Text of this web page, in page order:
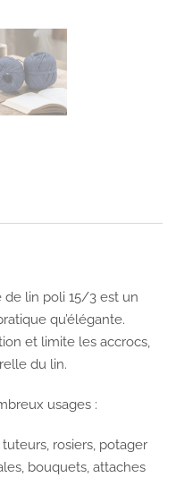
de lin poli 15/3 est un
qu’élégante.
et limite les accrocs,
du lin.
usages :
rosiers, potager
bouquets, attaches